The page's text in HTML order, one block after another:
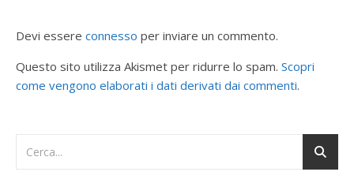
Devi essere connesso per inviare un commento.
Questo sito utilizza Akismet per ridurre lo spam. Scopri
come vengono elaborati i dati derivati dai commenti.